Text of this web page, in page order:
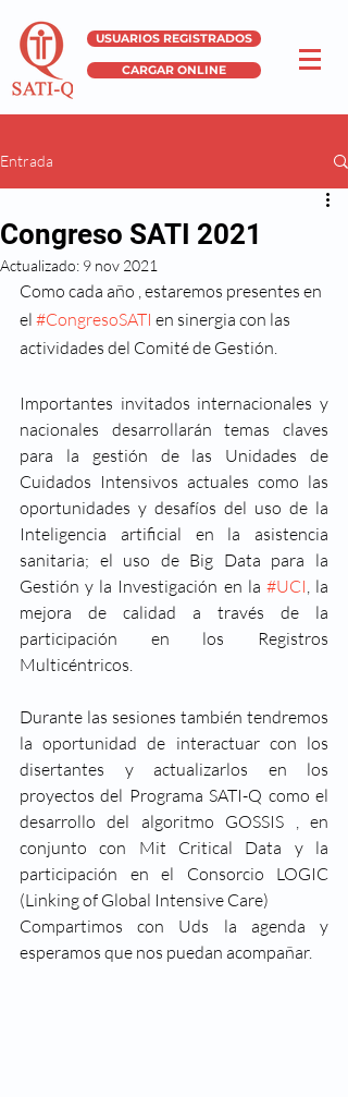
USUARIOS REGISTRADOS
CARGAR ONLINE
Entrada
Congreso SATI 2021
Actualizado: 9 nov 2021
Como cada año , estaremos presentes en
el #CongresoSATI en sinergia con las
actividades del Comité de Gestión.
Importantes invitados internacionales y
nacionales desarrollarán temas claves
para la gestión de las Unidades de
Cuidados Intensivos actuales como las
oportunidades y desafíos del uso de la
Inteligencia artificial en la asistencia
sanitaria; el uso de Big Data para la
Gestión y la Investigación en la #UCI, la
mejora de calidad a través de la
participación en los Registros
Multicéntricos.
Durante las sesiones también tendremos
la oportunidad de interactuar con los
disertantes y actualizarlos en los
proyectos del Programa SATI-Q como el
desarrollo del algoritmo GOSSIS , en
conjunto con Mit Critical Data y la
participación en el Consorcio LOGIC
(Linking of Global Intensive Care)
Compartimos con Uds la agenda y
esperamos que nos puedan acompañar.